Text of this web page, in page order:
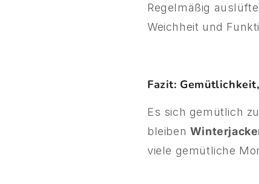
Regelmäßig
Weichheit und
Fazit:
Es sich gemütlich
bleiben
viele gemütliche